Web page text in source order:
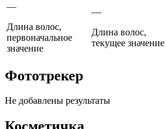
—
Длина волос,
первоначальное
значение
—
Длина волос,
текущее значение
Фототрекер
Не добавлены результаты